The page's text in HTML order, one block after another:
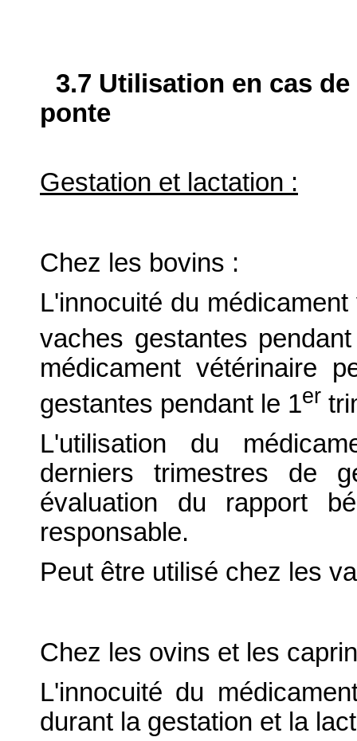
3.7 Utilisation en cas
ponte
Gestation et lactation :
Chez les bovins :
L'innocuité du
vaches gestantes
médicament vétérinaire
gestantes pendant le 1er
L'utilisation du
derniers trimestres de
évaluation du rapport
responsable.
Peut être utilisé chez les
Chez les ovins et les
L'innocuité du
durant la gestation et la